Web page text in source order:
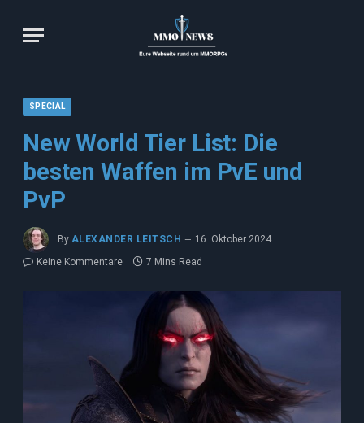
SPECIAL
New World Tier List: Die
besten Waffen im PvE und
PvP
By ALEXANDER LEITSCH
16. Oktober 2024
Keine Kommentare
7 Mins Read